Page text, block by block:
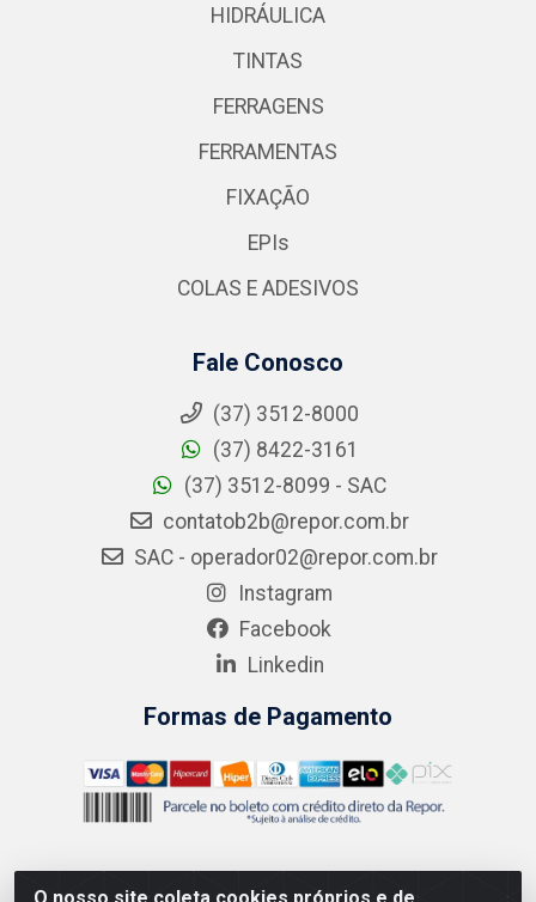
HIDRÁULICA
TINTAS
FERRAGENS
FERRAMENTAS
FIXAÇÃO
EPIs
COLAS E ADESIVOS
Fale Conosco
(37) 3512-8000
(37) 8422-3161
(37) 3512-8099 - SAC
contatob2b@repor.com.br
SAC - operador02@repor.com.br
Instagram
Facebook
Linkedin
Formas de Pagamento